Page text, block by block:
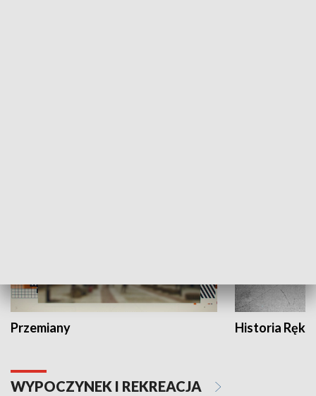
Przemiany Historia Ręką
WYPOCZYNEK I REKREACJA